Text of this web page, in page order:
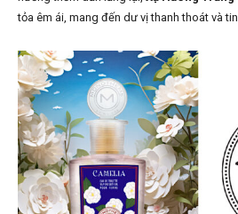
tỏa êm ái, mang đến dư vị thanh thoát và